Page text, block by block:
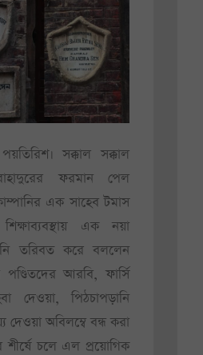
সক্কাল সক্কাল
ফরমান পেল
এক সাহেব টমাস
এক নয়া
তরিবত করে বললেন
আরবি, ফার্সি
দেওয়া, পিঠচাপড়ানি
দেওয়া অবিলম্বে বন্ধ করা
চলে এল প্রয়োগিক